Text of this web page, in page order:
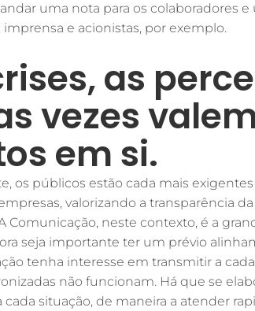
uma nota para os colaboradores
e acionistas, por exemplo.
as
vezes
em si.
os públicos estão cada mais
valorizando a transparência
Comunicação, neste contexto, é a
seja importante ter um prévio
tenha interesse em transmitir a
não funcionam. Há que se
cada situação, de maneira a atender